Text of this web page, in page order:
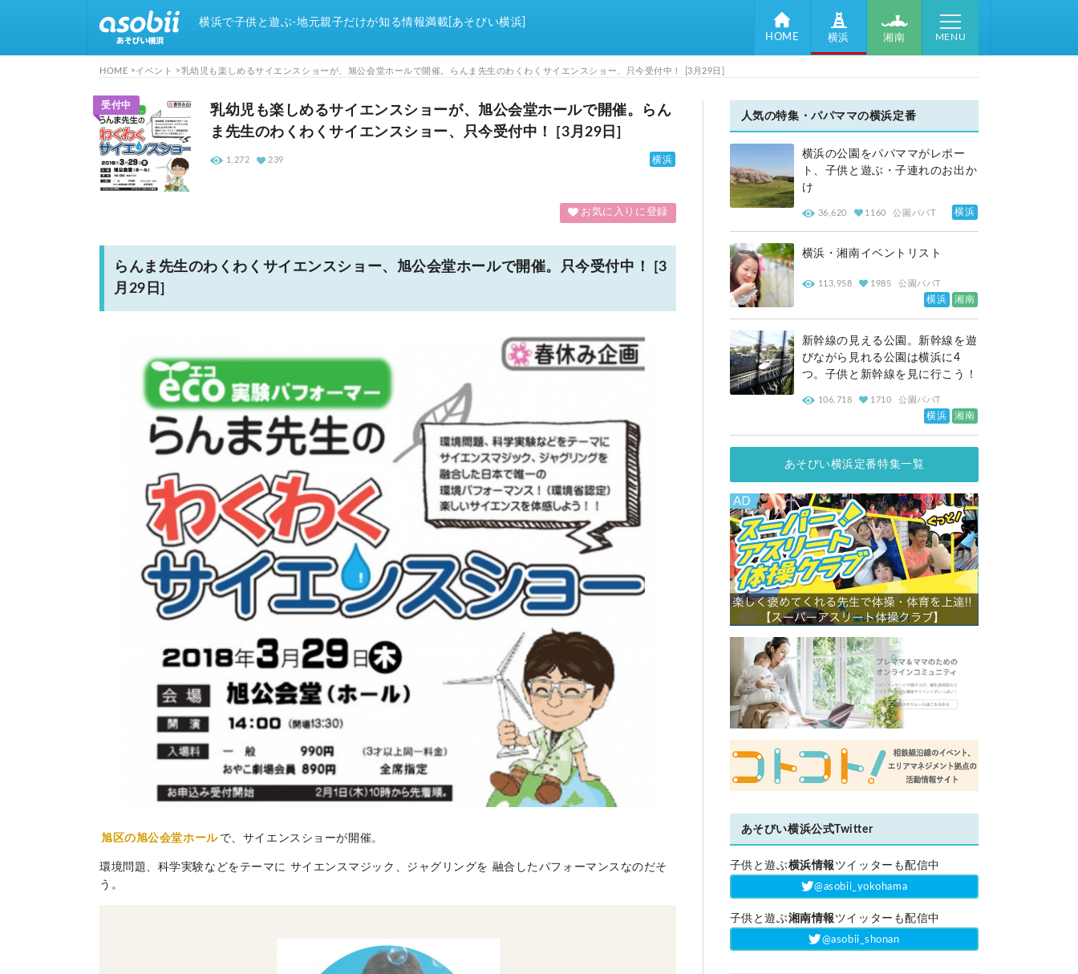
横浜で子供と遊ぶ-地元親子だけが知る情報満載[あそびい横浜]
HOME 横浜 湘南 MENU
HOME イベント 乳幼児も楽しめるサイエンスショーが、旭公会堂ホールで開催。らんま先生のわくわくサイエンスショー、只今受付中！ [3月29日]
受付中
乳幼児も楽しめるサイエンスショーが、旭公会堂ホールで開催。らん
ま先生のわくわくサイエンスショー、只今受付中！ [3月29日]
横浜
1,272 239
お気に入りに登録
らんま先生のわくわくサイエンスショー、旭公会堂ホールで開催。只今受付中！ [3
月29日]
旭区の旭公会堂ホール で、サイエンスショーが開催。
環境問題、科学実験などをテーマに サイエンスマジック、ジャグリングを 融合したパフォーマンスなのだそ
う。
人気の特集・パパママの横浜定番
横浜の公園をパパママがレポー
ト、子供と遊ぶ・子連れのお出か
け
36,620 1160 公園パパT 横浜
横浜・湘南イベントリスト
113,958 1985 公園パパT
横浜 湘南
新幹線の見える公園。新幹線を遊
びながら見れる公園は横浜に4
つ。子供と新幹線を見に行こう！
106,718 1710 公園パパT
横浜 湘南
あそびい横浜定番特集一覧
あそびい横浜公式Twitter
子供と遊ぶ横浜情報 ツイッターも配信中
‎@asobii_yokohama
子供と遊ぶ湘南情報 ツイッターも配信中
‎@asobii_shonan